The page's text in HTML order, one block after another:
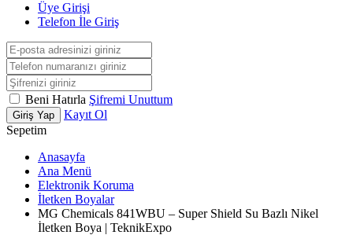
Üye Girişi
Telefon İle Giriş
Beni Hatırla Şifremi Unuttum
Giriş Yap
Kayıt Ol
Sepetim
Anasayfa
Ana Menü
Elektronik Koruma
İletken Boyalar
MG Chemicals 841WBU – Super Shield Su Bazlı Nikel
İletken Boya | TeknikExpo